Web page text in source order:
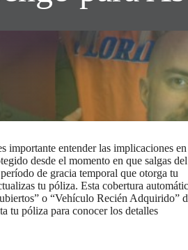
importante entender las implicaciones en
desde el momento en que salgas del
de gracia temporal que otorga tu
tu póliza. Esta cobertura
o “Vehículo Recién Adquirido”
tu póliza para conocer los detalles